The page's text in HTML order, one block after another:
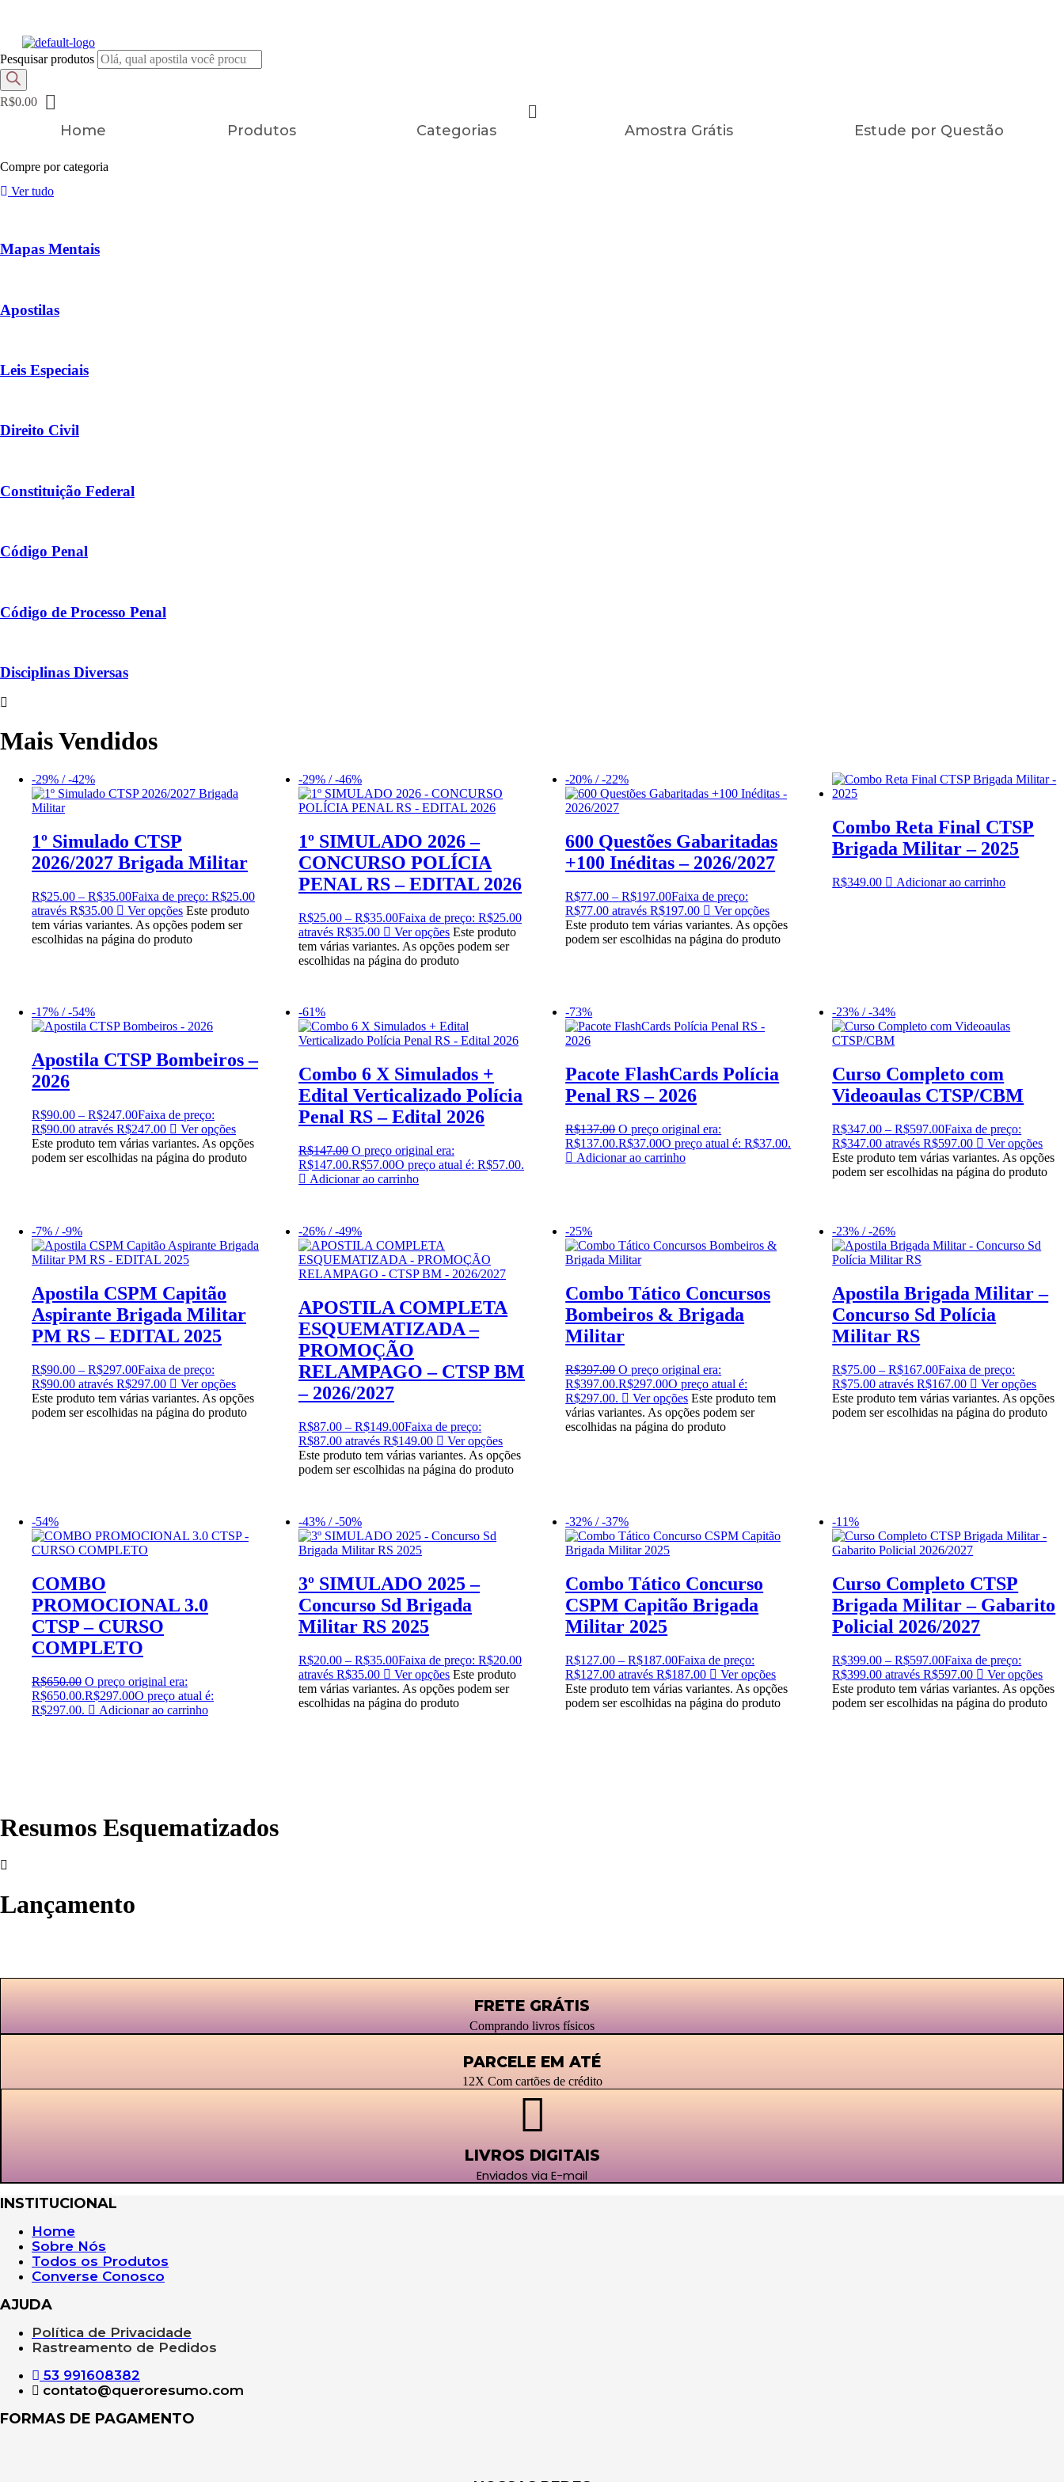
Pesquisar produtos
R$0.00
Home Produtos Categorias Amostra Grátis Estude por Questão
Compre por categoria
Ver tudo
Mapas Mentais
Apostilas
Leis Especiais
Direito Civil
Constituição Federal
Código Penal
Código de Processo Penal
Disciplinas Diversas
Mais Vendidos
-29% / -42%
1º Simulado CTSP
2026/2027 Brigada Militar
R$25.00 – R$35.00Faixa de preço: R$25.00
através R$35.00
Ver opções Este produto
tem várias variantes. As opções podem ser
escolhidas na página do produto
-29% / -46%
1º SIMULADO 2026 –
CONCURSO POLÍCIA
PENAL RS – EDITAL 2026
R$25.00 – R$35.00Faixa de preço: R$25.00
através R$35.00
Ver opções Este produto
tem várias variantes. As opções podem ser
escolhidas na página do produto
-20% / -22%
600 Questões Gabaritadas
+100 Inéditas – 2026/2027
R$77.00 – R$197.00Faixa de preço:
R$77.00 através R$197.00
Ver opções
Este produto tem várias variantes. As opções
podem ser escolhidas na página do produto
Combo Reta Final CTSP
Brigada Militar – 2025
R$349.00 Adicionar ao carrinho
-17% / -54%
Apostila CTSP Bombeiros –
2026
R$90.00 – R$247.00Faixa de preço:
R$90.00 através R$247.00
Ver opções
Este produto tem várias variantes. As opções
podem ser escolhidas na página do produto
-61%
Combo 6 X Simulados +
Edital Verticalizado Polícia
Penal RS – Edital 2026
R$147.00 O preço original era:
R$147.00.R$57.00O preço atual é: R$57.00.
Adicionar ao carrinho
-73%
Pacote FlashCards Polícia
Penal RS – 2026
R$137.00 O preço original era:
R$137.00.R$37.00O preço atual é: R$37.00.
Adicionar ao carrinho
-23% / -34%
Curso Completo com
Videoaulas CTSP/CBM
R$347.00 – R$597.00Faixa de preço:
R$347.00 através R$597.00
Ver opções
Este produto tem várias variantes. As opções
podem ser escolhidas na página do produto
-7% / -9%
Apostila CSPM Capitão
Aspirante Brigada Militar
PM RS – EDITAL 2025
R$90.00 – R$297.00Faixa de preço:
R$90.00 através R$297.00
Ver opções
Este produto tem várias variantes. As opções
podem ser escolhidas na página do produto
-26% / -49%
APOSTILA COMPLETA
ESQUEMATIZADA –
PROMOÇÃO
RELAMPAGO – CTSP BM
– 2026/2027
R$87.00 – R$149.00Faixa de preço:
R$87.00 através R$149.00
Ver opções
Este produto tem várias variantes. As opções
podem ser escolhidas na página do produto
-25%
Combo Tático Concursos
Bombeiros & Brigada
Militar
R$397.00 O preço original era:
R$397.00.R$297.00O preço atual é:
R$297.00.
Ver opções Este produto tem
várias variantes. As opções podem ser
escolhidas na página do produto
-23% / -26%
Apostila Brigada Militar –
Concurso Sd Polícia
Militar RS
R$75.00 – R$167.00Faixa de preço:
R$75.00 através R$167.00
Ver opções
Este produto tem várias variantes. As opções
podem ser escolhidas na página do produto
-54%
COMBO
PROMOCIONAL 3.0
CTSP – CURSO
COMPLETO
R$650.00 O preço original era:
R$650.00.R$297.00O preço atual é:
R$297.00.
Adicionar ao carrinho
-43% / -50%
3º SIMULADO 2025 –
Concurso Sd Brigada
Militar RS 2025
R$20.00 – R$35.00Faixa de preço: R$20.00
através R$35.00
Ver opções Este produto
tem várias variantes. As opções podem ser
escolhidas na página do produto
-32% / -37%
Combo Tático Concurso
CSPM Capitão Brigada
Militar 2025
R$127.00 – R$187.00Faixa de preço:
R$127.00 através R$187.00
Ver opções
Este produto tem várias variantes. As opções
podem ser escolhidas na página do produto
-11%
Curso Completo CTSP
Brigada Militar – Gabarito
Policial 2026/2027
R$399.00 – R$597.00Faixa de preço:
R$399.00 através R$597.00
Ver opções
Este produto tem várias variantes. As opções
podem ser escolhidas na página do produto
Resumos Esquematizados
Lançamento
FRETE GRÁTIS
Comprando livros físicos
PARCELE EM ATÉ
12X Com cartões de crédito
LIVROS DIGITAIS
Enviados via E-mail
INSTITUCIONAL
Home
Sobre Nós
Todos os Produtos
Converse Conosco
AJUDA
Política de Privacidade
Rastreamento de Pedidos
53 991608382
contato@queroresumo.com
FORMAS DE PAGAMENTO